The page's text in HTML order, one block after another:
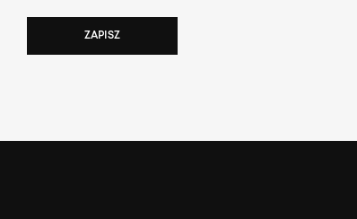
ZAPISZ